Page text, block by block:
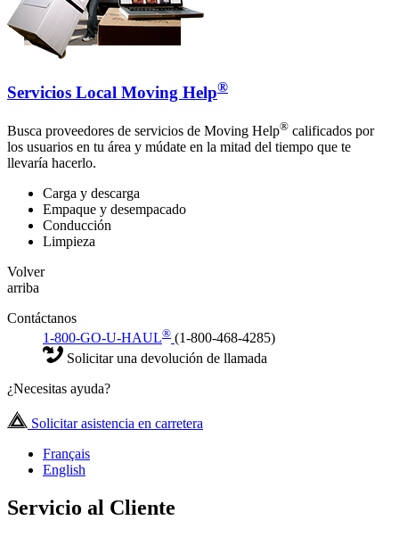
Servicios Local Moving Help®
Busca proveedores de servicios de Moving Help® calificados por
los usuarios en tu área y múdate en la mitad del tiempo que te
llevaría hacerlo.
Carga y descarga
Empaque y desempacado
Conducción
Limpieza
Volver
arriba
Contáctanos
1-800-GO-U-HAUL® (1-800-468-4285)
Solicitar una devolución de llamada
¿Necesitas ayuda?
Solicitar asistencia en carretera
Français
English
Servicio al Cliente